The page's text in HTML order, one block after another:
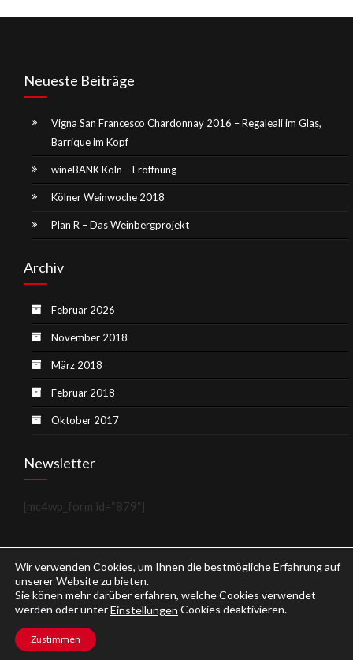
Neueste Beiträge
Vigna San Francesco Chardonnay 2016 – Regaleali im Glas,
Barrique im Kopf
wineBANK Köln – Eröffnung
Kölner Weinwoche 2018
Plan R – Das Weinbergprojekt
Archiv
Februar 2026
November 2018
März 2018
Februar 2018
Oktober 2017
Newsletter
[mc4wp_form id=“879″]
Impressum
Wir verwenden Cookies, um Ihnen die bestmögliche Erfahrung auf
unserer Website zu bieten.
Sie könen mehr darüber erfahren, welche Cookies verwendet
werden oder unterEinstellungen Cookies deaktivieren.
Zustimmen